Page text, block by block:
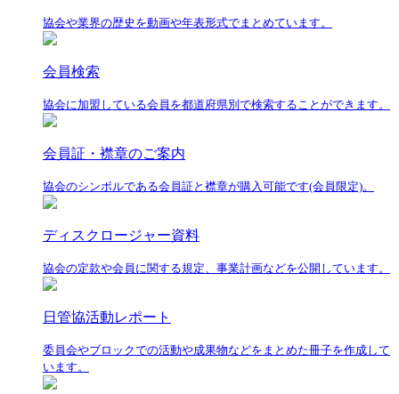
協会や業界の歴史を動画や年表形式でまとめています。
会員検索
協会に加盟している会員を都道府県別で検索することができます。
会員証・襟章のご案内
協会のシンボルである会員証と襟章が購入可能です(会員限定)。
ディスクロージャー資料
協会の定款や会員に関する規定、事業計画などを公開しています。
日管協活動レポート
委員会やブロックでの活動や成果物などをまとめた冊子を作成して
います。